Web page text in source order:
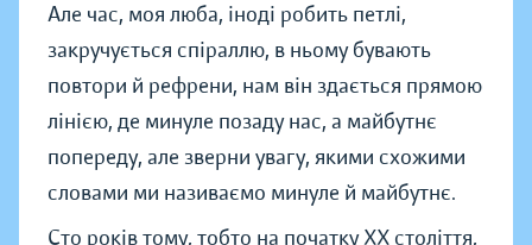
Але час, моя люба, іноді робить петлі,
закручується спіраллю, в ньому бувають
повтори й рефрени, нам він здається прямою
лінією, де минуле позаду нас, а майбутнє
попереду, але зверни увагу, якими схожими
словами ми називаємо минуле й майбутнє.
Сто років тому, тобто на початку ХХ століття,